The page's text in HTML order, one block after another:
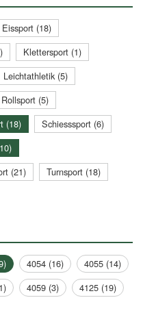
Eissport (18)
Klettersport (1)
Leichtathletik (5)
Rollsport (5)
(18)
Schiesssport (6)
(21)
Turnsport (18)
4054 (16)
4055 (14)
4059 (3)
4125 (19)